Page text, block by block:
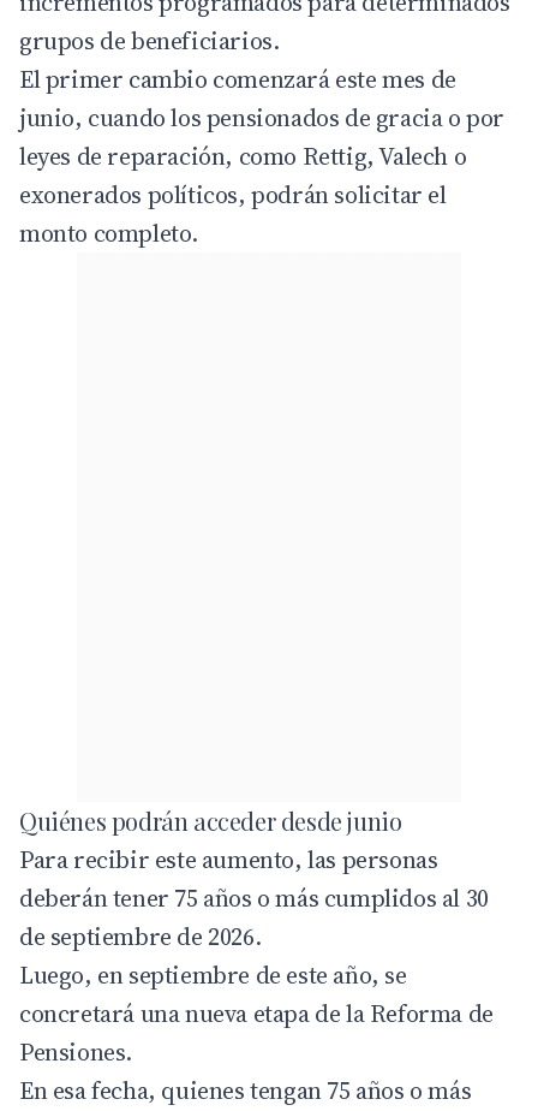
grupos de beneficiarios.
El primer cambio comenzará este mes de
junio, cuando los pensionados de gracia o por
leyes de reparación, como Rettig, Valech o
exonerados políticos, podrán solicitar el
monto completo.
Quiénes podrán acceder desde junio
Para recibir este aumento, las personas
deberán tener 75 años o más cumplidos al 30
de septiembre de 2026.
Luego, en septiembre de este año, se
concretará una nueva etapa de la Reforma de
Pensiones.
En esa fecha, quienes tengan 75 años o más